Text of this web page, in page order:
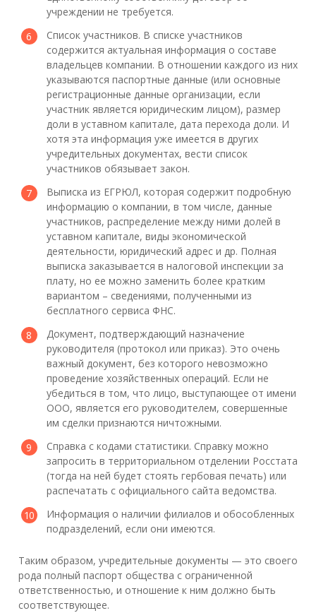
учреждении не требуется.
Список участников. В списке участников
содержится актуальная информация о составе
владельцев компании. В отношении каждого из них
указываются паспортные данные (или основные
регистрационные данные организации, если
участник является юридическим лицом), размер
доли в уставном капитале, дата перехода доли. И
хотя эта информация уже имеется в других
учредительных документах, вести список
участников обязывает закон.
Выписка из ЕГРЮЛ, которая содержит подробную
информацию о компании, в том числе, данные
участников, распределение между ними долей в
уставном капитале, виды экономической
деятельности, юридический адрес и др. Полная
выписка заказывается в налоговой инспекции за
плату, но ее можно заменить более кратким
вариантом – сведениями, полученными из
бесплатного сервиса ФНС.
Документ, подтверждающий назначение
руководителя (протокол или приказ). Это очень
важный документ, без которого невозможно
проведение хозяйственных операций. Если не
убедиться в том, что лицо, выступающее от имени
ООО, является его руководителем, совершенные
им сделки признаются ничтожными.
Справка с кодами статистики. Справку можно
запросить в территориальном отделении Росстата
(тогда на ней будет стоять гербовая печать) или
распечатать с официального сайта ведомства.
Информация о наличии филиалов и обособленных
подразделений, если они имеются.
Таким образом, учредительные документы — это своего
рода полный паспорт общества с ограниченной
ответственностью, и отношение к ним должно быть
соответствующее.